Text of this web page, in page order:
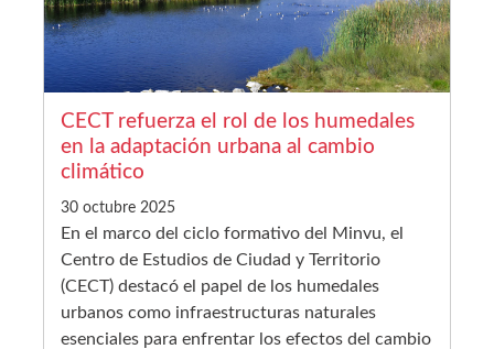
CECT refuerza el rol de los humedales
en la adaptación urbana al cambio
climático
30 octubre 2025
En el marco del ciclo formativo del Minvu, el
Centro de Estudios de Ciudad y Territorio
(CECT) destacó el papel de los humedales
urbanos como infraestructuras naturales
esenciales para enfrentar los efectos del cambio